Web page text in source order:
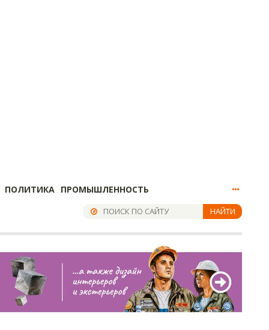
ПОЛИТИКА ПРОМЫШЛЕННОСТЬ
НАЙТИ